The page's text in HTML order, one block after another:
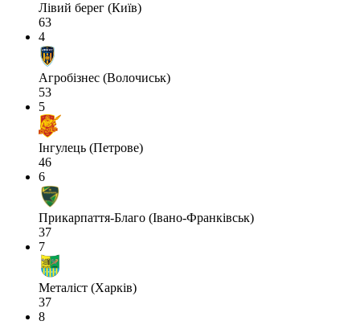
Лівий берег (Київ)
63
4
Агробізнес (Волочиськ)
53
5
Інгулець (Петрове)
46
6
Прикарпаття-Благо (Івано-Франківськ)
37
7
Металіст (Харків)
37
8